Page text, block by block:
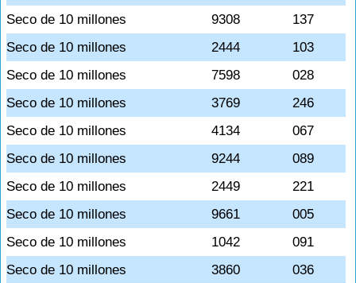
Seco de 10 millones
9308
137
Seco de 10 millones
2444
103
Seco de 10 millones
7598
028
Seco de 10 millones
3769
246
Seco de 10 millones
4134
067
Seco de 10 millones
9244
089
Seco de 10 millones
2449
221
Seco de 10 millones
9661
005
Seco de 10 millones
1042
091
Seco de 10 millones
3860
036